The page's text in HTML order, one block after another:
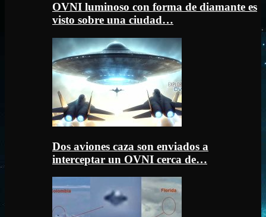
OVNI luminoso con forma de diamante es
visto sobre una ciudad…
Dos aviones caza son enviados a
interceptar un OVNI cerca de…